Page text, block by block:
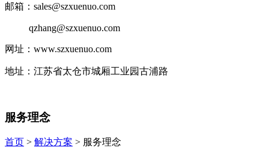
邮箱：sales@szxuenuo.com
qzhang@szxuenuo.com
网址：www.szxuenuo.com
地址：江苏省太仓市城厢工业园古浦路
服务理念
首页 > 解决方案 > 服务理念